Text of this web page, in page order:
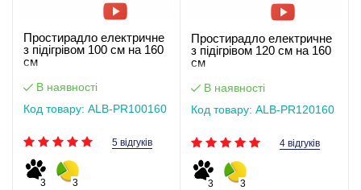
Простирадло електричне
з підігрівом 100 см на 160
см
В наявності
Код товару: ALB-PR100160
5 відгуків
3 3
Простирадло електричне
з підігрівом 120 см на 160
см
В наявності
Код товару: ALB-PR120160
4 відгуків
3 3